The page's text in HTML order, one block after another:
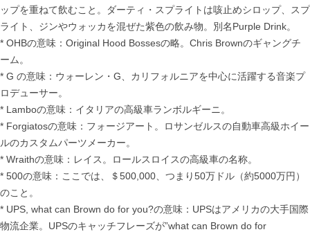
ップを重ねて飲むこと。ダーティ・スプライトは咳止めシロップ、スプ
ライト、ジンやウォッカを混ぜた紫色の飲み物。別名Purple Drink。
* OHBの意味：Original Hood Bossesの略。Chris Brownのギャングチ
ーム。
* G の意味：ウォーレン・G、カリフォルニアを中心に活躍する音楽プ
ロデューサー。
* Lamboの意味：イタリアの高級車ランボルギーニ。
* Forgiatosの意味：フォージアート。ロサンゼルスの自動車高級ホイー
ルのカスタムパーツメーカー。
* Wraithの意味：レイス。ロールスロイスの高級車の名称。
* 500の意味：ここでは、＄500,000、つまり50万ドル（約5000万円）
のこと。
* UPS, what can Brown do for you?の意味：UPSはアメリカの大手国際
物流企業。UPSのキャッチフレーズが”what can Brown do for